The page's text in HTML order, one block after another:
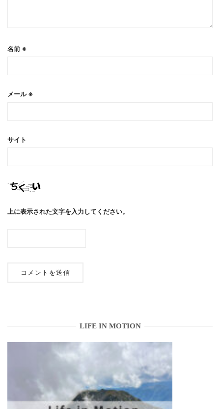
名前 ※
メール※
サイト
上に表示された文字を入力してください。
LIFE IN MOTION